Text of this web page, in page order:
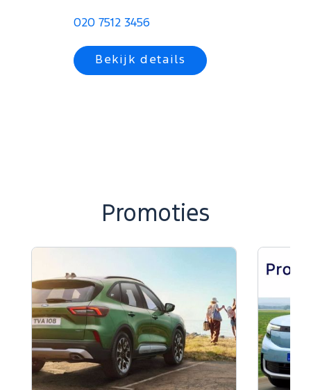
020 7512 3456
Bekijk details
Promoties